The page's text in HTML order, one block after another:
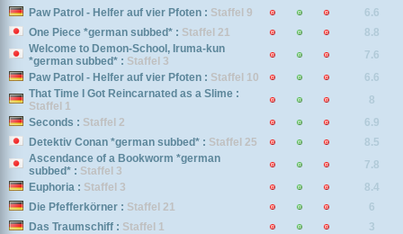
Paw Patrol - Helfer auf vier Pfoten : Staffel 9
6.6
One Piece *german subbed* : Staffel 21
8.8
Welcome to Demon-School, Iruma-kun
*german subbed* : Staffel 3
7.6
Paw Patrol - Helfer auf vier Pfoten : Staffel 10
6.6
That Time I Got Reincarnated as a Slime :
Staffel 1
8
Seconds : Staffel 2
6.9
Detektiv Conan *german subbed* : Staffel 25
8.5
Ascendance of a Bookworm *german
subbed* : Staffel 3
7.8
Euphoria : Staffel 3
8.4
Die Pfefferkörner : Staffel 21
6
Das Traumschiff : Staffel 1
3